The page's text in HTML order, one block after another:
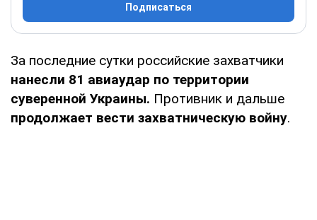
Подписаться
За последние сутки российские захватчики
нанесли 81 авиаудар по территории
суверенной Украины. Противник и дальше
продолжает вести захватническую войну.